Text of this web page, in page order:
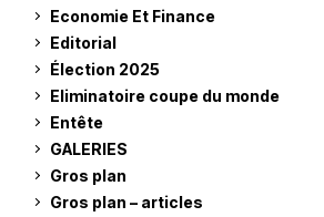
Economie Et Finance
Editorial
Élection 2025
Eliminatoire coupe du monde
Entête
GALERIES
Gros plan
Gros plan – articles